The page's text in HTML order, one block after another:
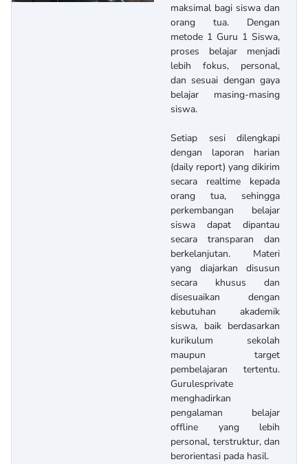
maksimal bagi siswa dan
orang tua. Dengan
metode 1 Guru 1 Siswa,
proses belajar menjadi
lebih fokus, personal,
dan sesuai dengan gaya
belajar masing-masing
siswa.
Setiap sesi dilengkapi
dengan laporan harian
(daily report) yang dikirim
secara realtime kepada
orang tua, sehingga
perkembangan belajar
siswa dapat dipantau
secara transparan dan
berkelanjutan. Materi
yang diajarkan disusun
secara khusus dan
disesuaikan dengan
kebutuhan akademik
siswa, baik berdasarkan
kurikulum sekolah
maupun target
pembelajaran tertentu.
Gurulesprivate
menghadirkan
pengalaman belajar
offline yang lebih
personal, terstruktur, dan
berorientasi pada hasil.